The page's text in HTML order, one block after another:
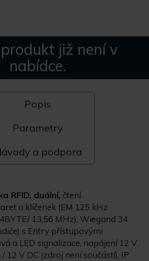
již není v
nabídce.
Popis
Parametry
a podpora
RFID, duální, čtení
a klíčenek (EM 125 kHz
13,56 MHz), Wiegand 34
s Entry přístupovými
a LED signalizace, napájení 12 V
12 V DC (zdroj není součástí), IP